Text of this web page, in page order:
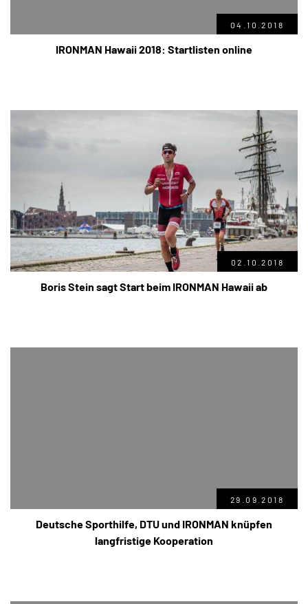
04.10.2018
IRONMAN Hawaii 2018: Startlisten online
02.10.2018
Boris Stein sagt Start beim IRONMAN Hawaii ab
29.09.2018
Deutsche Sporthilfe, DTU und IRONMAN knüpfen
langfristige Kooperation